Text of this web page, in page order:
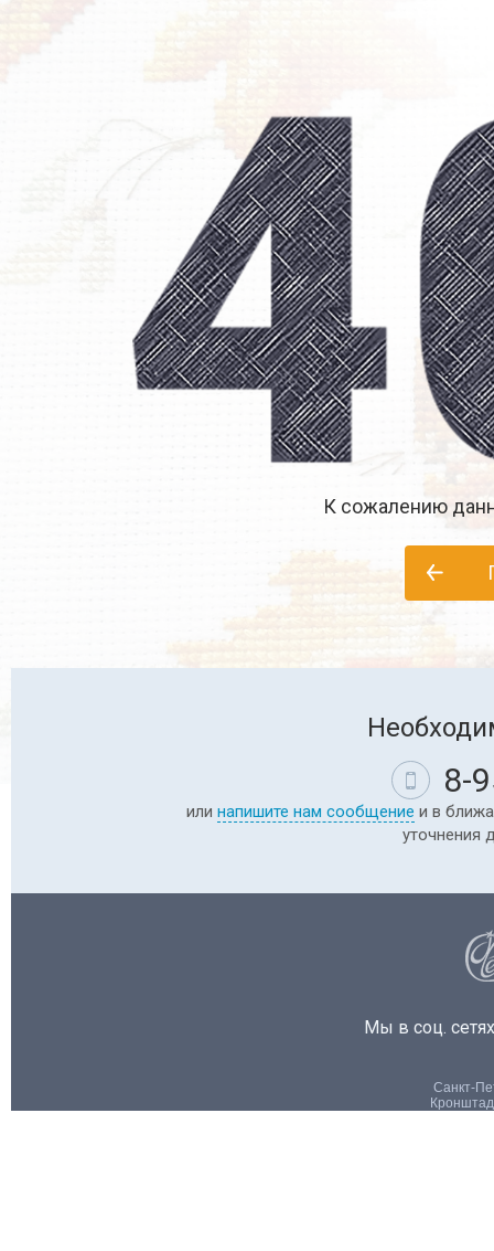
К сожалению
8-
или напишите нам сообщение и в
уточнения
Санкт-
Мы в соц.